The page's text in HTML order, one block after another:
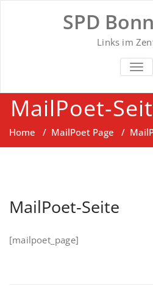
SPD
Links im
MailPoet-
Home / MailPoet Page /
MailPoet-Seite
[mailpoet_page]